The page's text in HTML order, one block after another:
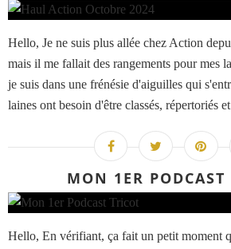
Hello, Je ne suis plus allée chez Action
mais il me fallait des rangements pour mes
je suis dans une frénésie d'aiguilles qui
laines ont besoin d'être classés, répertoriés
MON 1ER PODCAST
Hello, En vérifiant, ça fait un petit moment